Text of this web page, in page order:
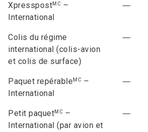
XpresspostMC –
International
Colis du régime
international (colis-avion
et colis de surface)
Paquet repérable MC –
International
Petit paquetMC –
International (par avion et